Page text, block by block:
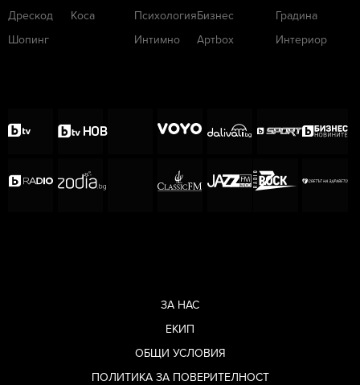
Дрескод
Шопинг
Коса
Психология
Интимно
Бизнес
Артbox
Градина
Интериор
ЗА НАС
ЕКИП
ОБЩИ УСЛОВИЯ
ПОЛИТИКА ЗА ПОВЕРИТЕЛНОСТ